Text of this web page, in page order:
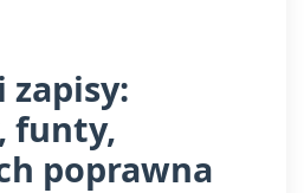
zapisy:
funty,
poprawna